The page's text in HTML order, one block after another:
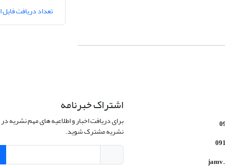
تعداد دریافت
اشتراک خبرنامه
برای دریافت اخبار و اطلاعیه های مهم نشریه
نشریه مشترک شوید.